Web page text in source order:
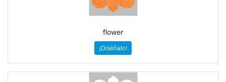
flower
¡Diséñalo!